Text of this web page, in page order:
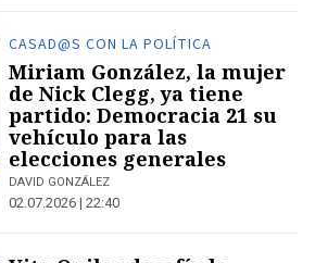
CASAD@S CON LA POLÍTICA
Miriam González, la mujer
de Nick Clegg, ya tiene
partido: Democracia 21 su
vehículo para las
elecciones generales
DAVID GONZÁLEZ
02.07.2026 | 22:40